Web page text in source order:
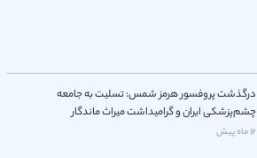
درگذشت پروفسور هرمز شمس: تسلیت به جامعه
چشم‌پزشکی ایران و گرامیداشت میراث ماندگار
12 ماه پیش